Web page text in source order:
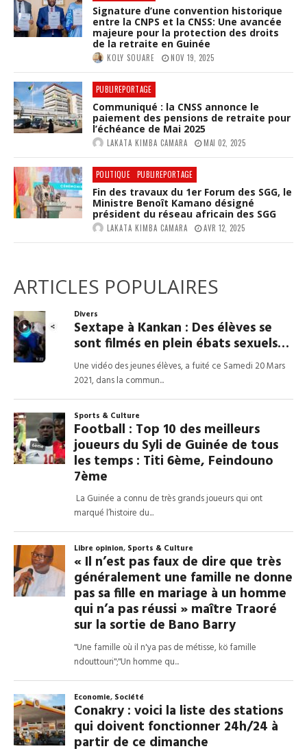
Signature d’une convention historique
entre la CNPS et la CNSS: Une avancée
majeure pour la protection des droits
de la retraite en Guinée
KOLY SOUARE NOV 19, 2025
PUBLIREPORTAGE
Communiqué : la CNSS annonce le
paiement des pensions de retraite pour
l’échéance de Mai 2025
LAKATA KIMBA CAMARA MAI 02, 2025
POLITIQUE PUBLIREPORTAGE
Fin des travaux du 1er Forum des SGG, le
Ministre Benoît Kamano désigné
président du réseau africain des SGG
LAKATA KIMBA CAMARA AVR 12, 2025
ARTICLES POPULAIRES